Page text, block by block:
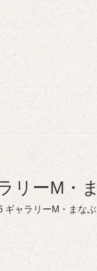
リーM
ギャラリーM・ま